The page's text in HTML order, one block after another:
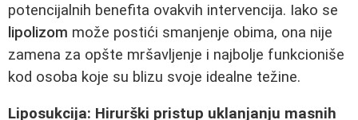
potencijalnih benefita ovakvih intervencija. Iako se
lipolizom može postići smanjenje obima, ona nije
zamena za opšte mršavljenje i najbolje funkcioniše
kod osoba koje su blizu svoje idealne težine.
Liposukcija: Hirurški pristup uklanjanju masnih